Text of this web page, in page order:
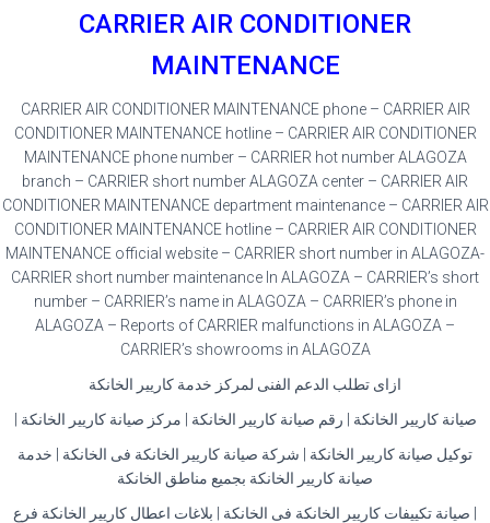
CARRIER AIR CONDITIONER
MAINTENANCE
CARRIER AIR CONDITIONER MAINTENANCE phone – CARRIER AIR
CONDITIONER MAINTENANCE hotline – CARRIER AIR CONDITIONER
MAINTENANCE phone number – CARRIER hot number ALAGOZA
branch – CARRIER short number ALAGOZA center – CARRIER AIR
CONDITIONER MAINTENANCE department maintenance – CARRIER AIR
CONDITIONER MAINTENANCE hotline – CARRIER AIR CONDITIONER
MAINTENANCE official website – CARRIER short number in ALAGOZA-
CARRIER short number maintenance In ALAGOZA – CARRIER’s short
number – CARRIER’s name in ALAGOZA – CARRIER’s phone in
ALAGOZA – Reports of CARRIER malfunctions in ALAGOZA –
CARRIER’s showrooms in ALAGOZA
ازاى تطلب الدعم الفنى لمركز خدمة كاريير الخانكة
صيانة كاريير الخانكة | رقم صيانة كاريير الخانكة | مركز صيانة كاريير الخانكة |
توكيل صيانة كاريير الخانكة | شركة صيانة كاريير الخانكة فى الخانكة | خدمة
صيانة كاريير الخانكة بجميع مناطق الخانكة
| صيانة تكييفات كاريير الخانكة فى الخانكة | بلاغات اعطال كاريير الخانكة فرع